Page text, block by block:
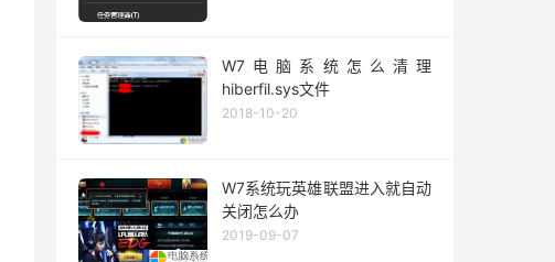
W7电脑系统怎么清理
hiberfil.sys文件
2018-10-20
W7系统玩英雄联盟进入就自动
关闭怎么办
2019-09-07